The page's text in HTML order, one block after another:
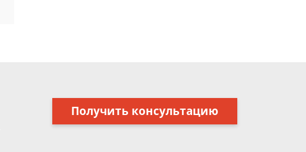
Получить консультацию